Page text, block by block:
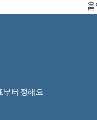
부터 정해요